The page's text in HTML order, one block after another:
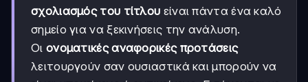
σχολιασμός του τίτλου είναι πάντα ένα καλό
σημείο για να ξεκινήσεις την ανάλυση.
Οι ονοματικές αναφορικές προτάσεις
λειτουργούν σαν ουσιαστικά και μπορούν να